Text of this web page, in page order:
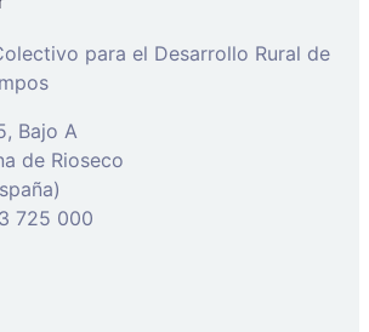
para el Desarrollo Rural de
Bajo A
de Rioseco
725 000